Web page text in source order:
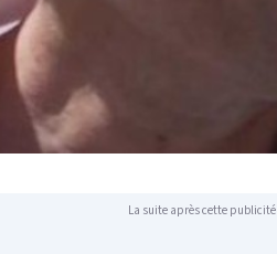
La suite après cette publicité